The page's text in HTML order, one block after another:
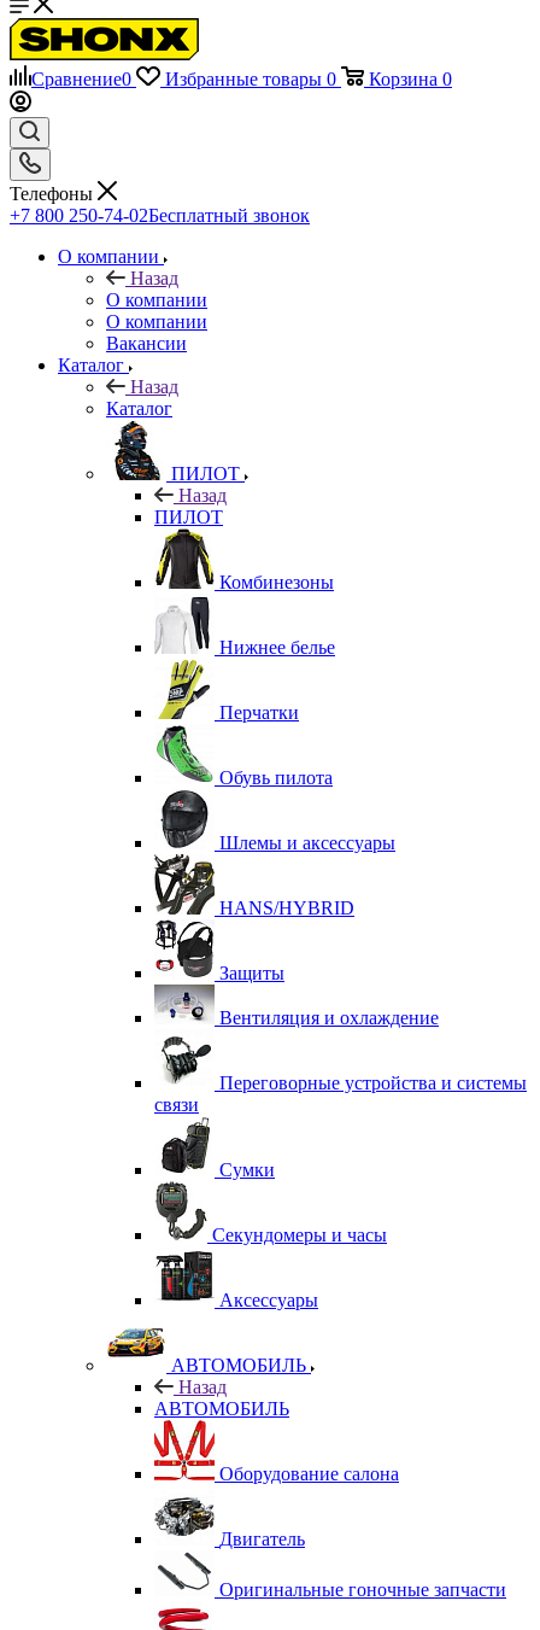
Сравнение0 Избранные товары 0 Корзина 0
Телефоны
+7 800 250-74-02Бесплатный звонок
О компании
Назад
О компании
О компании
Вакансии
Каталог
Назад
Каталог
ПИЛОТ
Назад
ПИЛОТ
Комбинезоны
Нижнее белье
Перчатки
Обувь пилота
Шлемы и аксессуары
HANS/HYBRID
Защиты
Вентиляция и охлаждение
Переговорные устройства и системы
связи
Сумки
Секундомеры и часы
Аксессуары
АВТОМОБИЛЬ
Назад
АВТОМОБИЛЬ
Оборудование салона
Двигатель
Оригинальные гоночные запчасти